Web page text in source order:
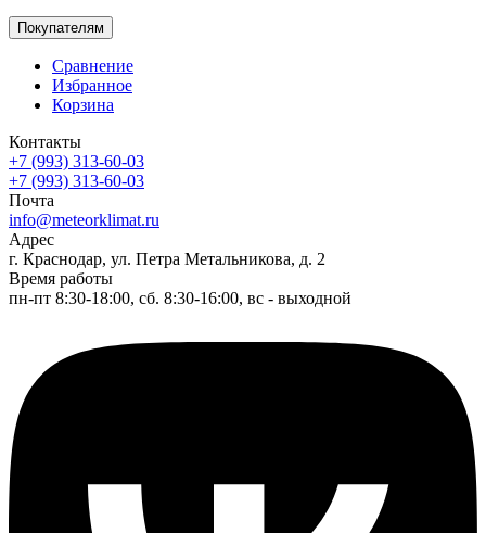
Покупателям
Сравнение
Избранное
Корзина
Контакты
+7 (993) 313-60-03
+7 (993) 313-60-03
Почта
info@meteorklimat.ru
Адрес
г. Краснодар, ул. Петра Метальникова, д. 2
Время работы
пн-пт 8:30-18:00, сб. 8:30-16:00, вс - выходной